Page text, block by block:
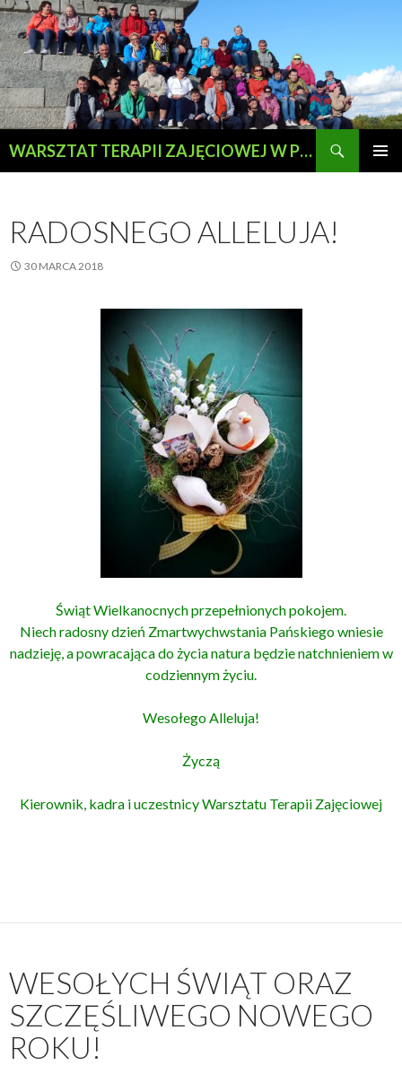
WARSZTAT TERAPII ZAJĘCIOWEJ W PRZEWOZIE
RADOSNEGO ALLELUJA!
30 MARCA 2018
Świąt Wielkanocnych przepełnionych pokojem.
Niech radosny dzień Zmartwychwstania Pańskiego wniesie
nadzieję, a powracająca do życia natura będzie natchnieniem w
codziennym życiu.
Wesołego Alleluja!
Życzą
Kierownik, kadra i uczestnicy Warsztatu Terapii Zajęciowej
WESOŁYCH ŚWIĄT ORAZ
SZCZĘŚLIWEGO NOWEGO
ROKU!